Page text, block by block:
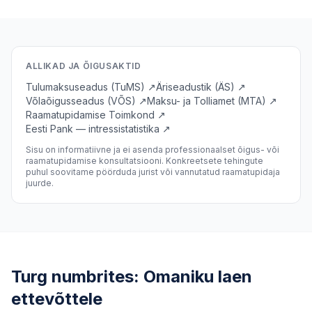
ALLIKAD JA ÕIGUSAKTID
Tulumaksuseadus (TuMS) ↗Äriseadustik (ÄS) ↗
Võlaõigusseadus (VÕS) ↗Maksu- ja Tolliamet (MTA) ↗
Raamatupidamise Toimkond ↗
Eesti Pank — intressistatistika ↗
Sisu on informatiivne ja ei asenda professionaalset õigus- või
raamatupidamise konsultatsiooni. Konkreetsete tehingute
puhul soovitame pöörduda jurist või vannutatud raamatupidaja
juurde.
Turg numbrites: Omaniku laen
ettevõttele